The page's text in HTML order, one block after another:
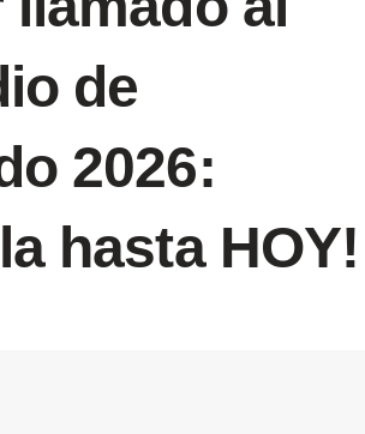
de
2026:
hasta HOY!